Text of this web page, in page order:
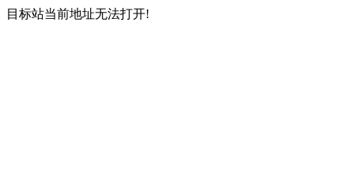
目标站当前地址无法打开!